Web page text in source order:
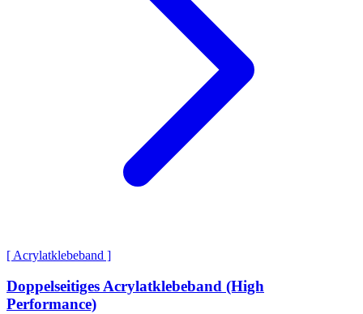
[ Acrylatklebeband ]
Doppelseitiges Acrylatklebeband (High
Performance)